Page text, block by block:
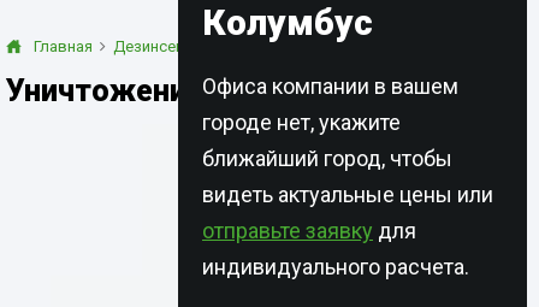
Колумбус
Офиса компании в вашем
городе нет, укажите
ближайший город, чтобы
видеть актуальные цены или
отправьте заявку для
индивидуального расчета.
Главная Дезинсекция
Уничтожение пауков в Омске